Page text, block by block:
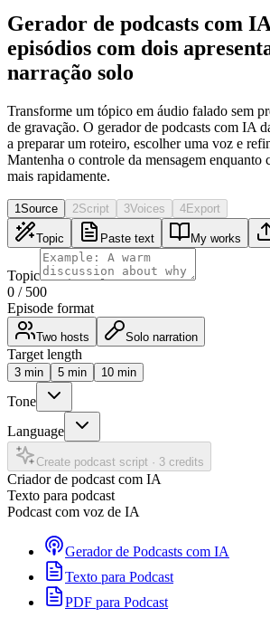
Gerador de podcasts com
episódios com dois
narração solo
Transforme um tópico em áudio falado sem
de gravação. O gerador de podcasts com IA
a preparar um roteiro, escolher uma voz e
Mantenha o controle da mensagem enquanto
mais rapidamente.
1 Source 2Script 3Voices 4Export
Topic Paste text My works
Topic
0 / 500
Episode format
Two hosts Solo narration
Target length
3 min 5 min 10 min
Tone
Language
Create podcast script · 3 credits
Criador de podcast com IA
Texto para podcast
Podcast com voz de IA
Gerador de Podcasts com IA
Texto para Podcast
PDF para Podcast